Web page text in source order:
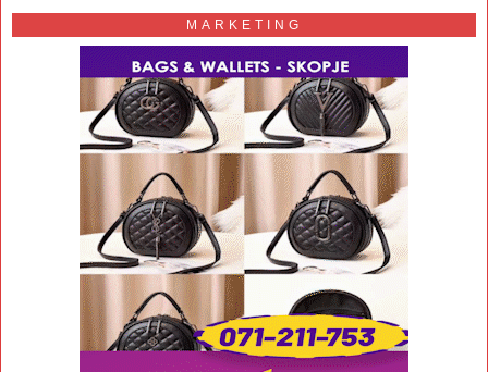
MARKETING